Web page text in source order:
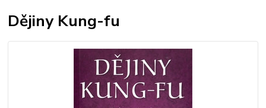
Dějiny Kung-fu